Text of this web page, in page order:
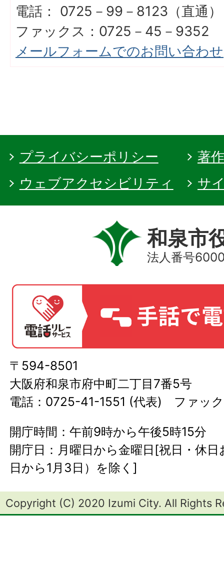
電話： 0725－99－8123（直通）
ファックス：0725－45－9352
メールフォームでのお問い合わせ
プライバシーポリシー
著
ウェブアクセシビリティ
サ
和泉市
法人番号
〒594-8501
大阪府和泉市府中町二丁目7番5号
電話：0725-41-1551 (代表) ファッ
開庁時間：午前9時から午後5時15分
開庁日：月曜日から金曜日[祝日・休
日から1月3日）を除く]
Copyright (C) 2020 Izumi City. All Rights